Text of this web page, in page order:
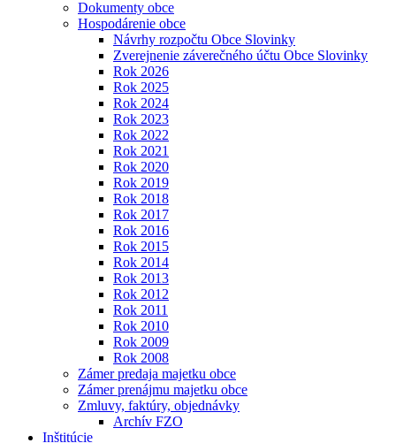
Dokumenty obce
Hospodárenie obce
Návrhy rozpočtu Obce Slovinky
Zverejnenie záverečného účtu Obce Slovinky
Rok 2026
Rok 2025
Rok 2024
Rok 2023
Rok 2022
Rok 2021
Rok 2020
Rok 2019
Rok 2018
Rok 2017
Rok 2016
Rok 2015
Rok 2014
Rok 2013
Rok 2012
Rok 2011
Rok 2010
Rok 2009
Rok 2008
Zámer predaja majetku obce
Zámer prenájmu majetku obce
Zmluvy, faktúry, objednávky
Archív FZO
Inštitúcie